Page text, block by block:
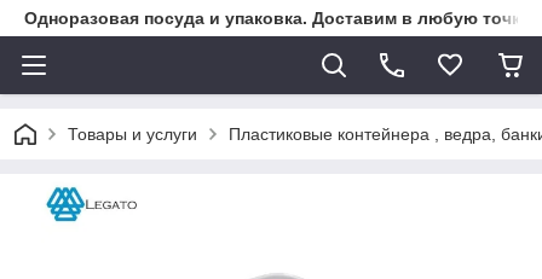
Одноразовая посуда и упаковка. Доставим в любую точку
Товары и услуги Пластиковые контейнера , ведра,